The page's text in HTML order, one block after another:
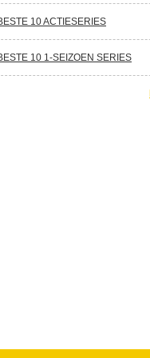
10 ACTIESERIES
10 1-SEIZOEN SERIES